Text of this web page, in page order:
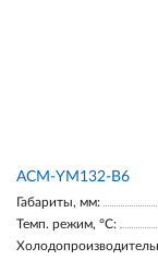
АСМ-YM132-В6
Габариты, мм:
Темп. режим, °С: